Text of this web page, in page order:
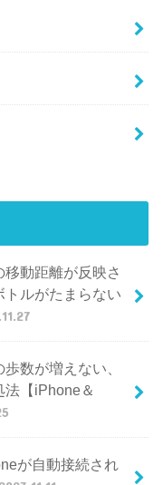
動距離が反映さ
トルがたまらない
数が増えない、
法【iPhone＆
が自動接続され